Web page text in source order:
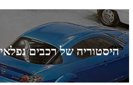
היסטוריה של רכבים נפלאים